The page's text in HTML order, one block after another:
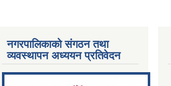
files/documents/Al...
नगरपालिकाको संगठन तथा
व्यवस्थापन अध्ययन प्रतिवेदन